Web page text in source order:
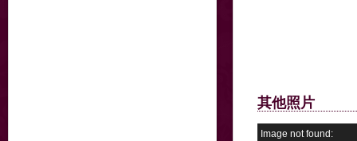
其他照片
Image not found: